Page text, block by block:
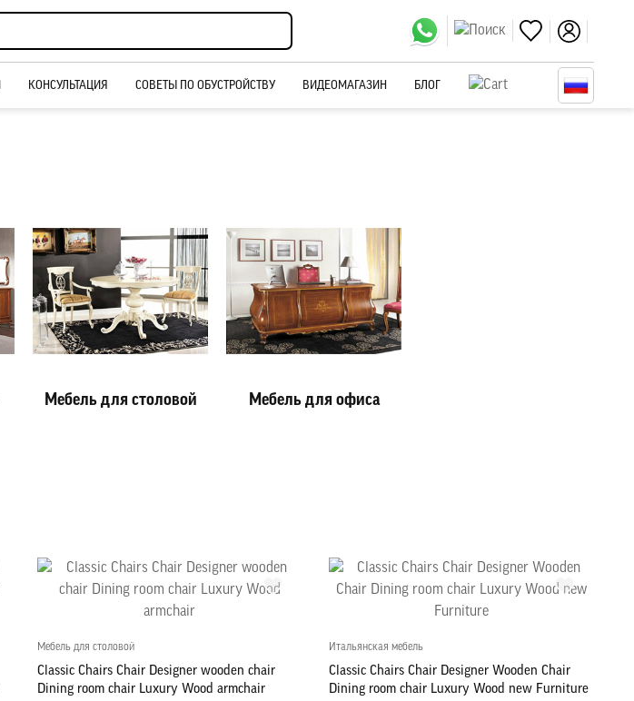
КОНСУЛЬТАЦИЯ СОВЕТЫ ПО ОБУСТРОЙСТВУ ВИДЕОМАГАЗИН БЛОГ
Мебель для столовой Мебель для офиса
Мебель для столовой
Classic Chairs Chair Designer wooden chair
Dining room chair Luxury Wood armchair
Итальянская мебель
Classic Chairs Chair Designer Wooden Chair
Dining room chair Luxury Wood new Furniture